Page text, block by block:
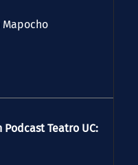
Teatro UC: